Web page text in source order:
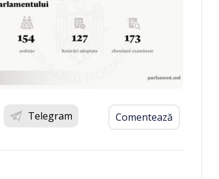
Telegram Comentează